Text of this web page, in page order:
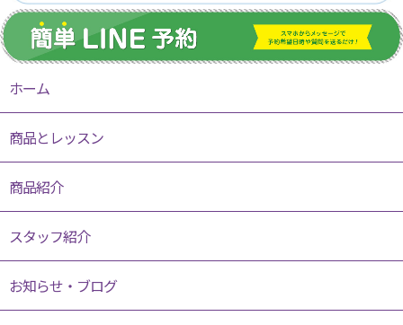
ホーム
商品とレッスン
商品紹介
スタッフ紹介
お知らせ・ブログ